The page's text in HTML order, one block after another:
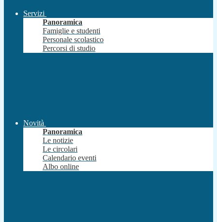
Servizi
Panoramica
Famiglie e studenti
Personale scolastico
Percorsi di studio
Novità
Panoramica
Le notizie
Le circolari
Calendario eventi
Albo online